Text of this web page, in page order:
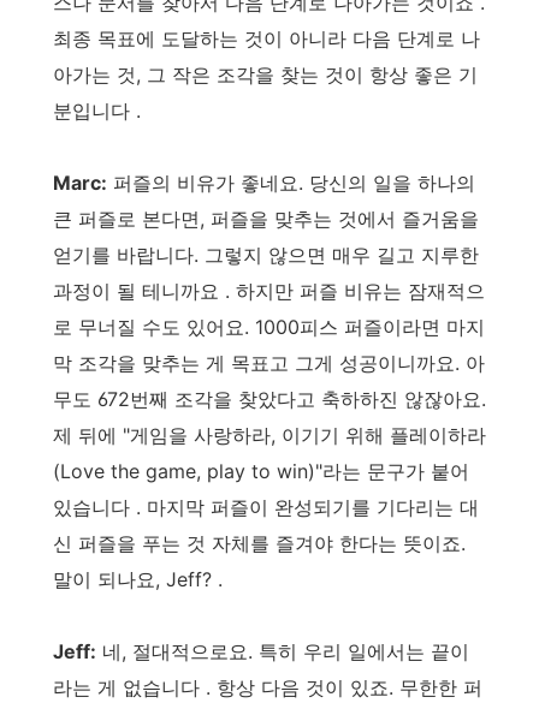
최종 목표에 도달하는 것이 아니라 다음 단계로 나
아가는 것, 그 작은 조각을 찾는 것이 항상 좋은 기
분입니다 .
Marc: 퍼즐의 비유가 좋네요. 당신의 일을 하나의
큰 퍼즐로 본다면, 퍼즐을 맞추는 것에서 즐거움을
얻기를 바랍니다. 그렇지 않으면 매우 길고 지루한
과정이 될 테니까요 . 하지만 퍼즐 비유는 잠재적으
로 무너질 수도 있어요. 1000피스 퍼즐이라면 마지
막 조각을 맞추는 게 목표고 그게 성공이니까요. 아
무도 672번째 조각을 찾았다고 축하하진 않잖아요.
제 뒤에 "게임을 사랑하라, 이기기 위해 플레이하라
(Love the game, play to win)"라는 문구가 붙어
있습니다 . 마지막 퍼즐이 완성되기를 기다리는 대
신 퍼즐을 푸는 것 자체를 즐겨야 한다는 뜻이죠.
말이 되나요, Jeff? .
Jeff: 네, 절대적으로요. 특히 우리 일에서는 끝이
라는 게 없습니다 . 항상 다음 것이 있죠. 무한한 퍼